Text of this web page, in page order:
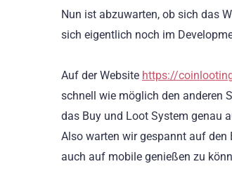
Nun ist abzuwarten, ob sich das
sich eigentlich noch im
Auf der Website https://
schnell wie möglich den anderen
das Buy und Loot System genau
Also warten wir gespannt auf den
auch auf mobile genießen zu